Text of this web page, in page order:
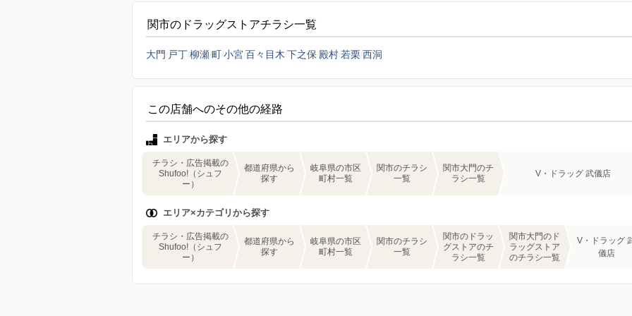
関市のドラッグストアチラシ一覧
大門 戸丁柳瀬町小宮百々目木 下之保 殿村若栗 西洞
この店舗へのその他の経路
エリアから探す
チラシ・広告掲載の
Shufoo!（シュフ
ー）
都道府県から
探す
岐阜県の市区
町村一覧
関市のチラシ
一覧
関市大門のチ
ラシ一覧
V・ドラッグ 武儀店
エリア×カテゴリから探す
チラシ・広告掲載の
Shufoo!（シュフ
ー）
都道府県から
探す
岐阜県の市区
町村一覧
関市のチラシ
一覧
関市のドラッ
グストアのチ
ラシ一覧
関市大門のド
ラッグストア
のチラシ一覧
V・ドラッグ
儀店